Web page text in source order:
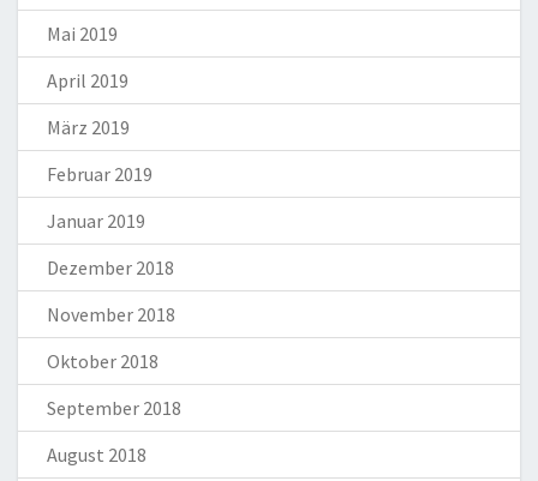
Mai 2019
April 2019
März 2019
Februar 2019
Januar 2019
Dezember 2018
November 2018
Oktober 2018
September 2018
August 2018